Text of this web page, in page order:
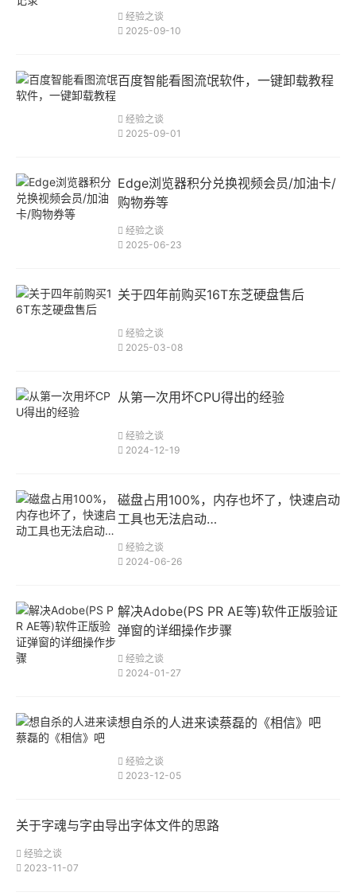
经验之谈
2025-09-10
百度智能看图流氓软件，一键卸载教程
经验之谈
2025-09-01
Edge浏览器积分兑换视频会员/加油卡/
购物券等
经验之谈
2025-06-23
关于四年前购买16T东芝硬盘售后
经验之谈
2025-03-08
从第一次用坏CPU得出的经验
经验之谈
2024-12-19
磁盘占用100%，内存也坏了，快速启动
工具也无法启动…
经验之谈
2024-06-26
解决Adobe(PS PR AE等)软件正版验证
弹窗的详细操作步骤
经验之谈
2024-01-27
想自杀的人进来读蔡磊的《相信》吧
经验之谈
2023-12-05
关于字魂与字由导出字体文件的思路
经验之谈
2023-11-07